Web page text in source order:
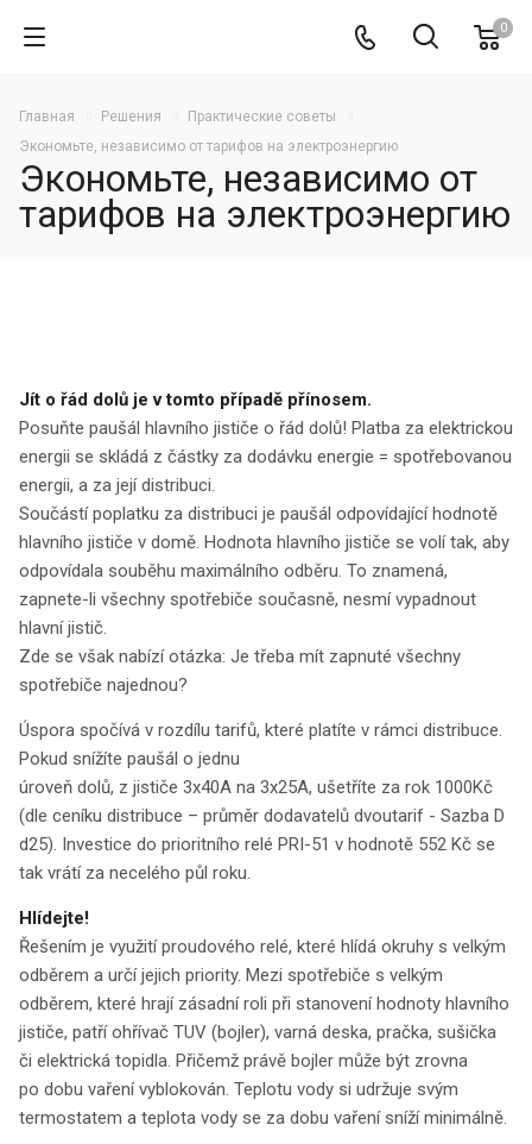
0
Главная Решения
Практические советы
Экономьте, независимо от тарифов на электроэнергию
Экономьте, независимо от
тарифов на электроэнергию
Jít o řád dolů je v tomto případě přínosem.
Posuňte paušál hlavního jističe o řád dolů! Platba za elektrickou
energii se skládá z částky za dodávku energie = spotřebovanou
energii, a za její distribuci.
Součástí poplatku za distribuci je paušál odpovídající hodnotě
hlavního jističe v domě. Hodnota hlavního jističe se volí tak, aby
odpovídala souběhu maximálního odběru. To znamená,
zapnete-li všechny spotřebiče současně, nesmí vypadnout
hlavní jistič.
Zde se však nabízí otázka: Je třeba mít zapnuté všechny
spotřebiče najednou?
Úspora spočívá v rozdílu tarifů, které platíte v rámci distribuce.
Pokud snížíte paušál o jednu
úroveň dolů, z jističe 3x40A na 3x25A, ušetříte za rok 1000Kč
(dle ceníku distribuce – průměr dodavatelů dvoutarif - Sazba D
d25). Investice do prioritního relé PRI-51 v hodnotě 552 Kč se
tak vrátí za necelého půl roku.
Hlídejte!
Řešením je využití proudového relé, které hlídá okruhy s velkým
odběrem a určí jejich priority. Mezi spotřebiče s velkým
odběrem, které hrají zásadní roli při stanovení hodnoty hlavního
jističe, patří ohřívač TUV (bojler), varná deska, pračka, sušička
či elektrická topidla. Přičemž právě bojler může být zrovna
po dobu vaření vyblokován. Teplotu vody si udržuje svým
termostatem a teplota vody se za dobu vaření sníží minimálně.